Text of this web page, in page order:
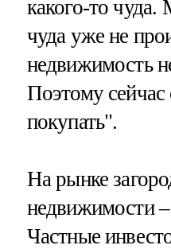
какого-то
чуда уже не
недвижимость
Поэтому сейчас
покупать".
На рынке
недвижимости
Частные